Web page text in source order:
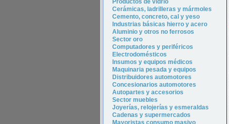
Productos de vidrio
Cerámicas, ladrilleras y mármoles
Cemento, concreto, cal y yeso
Industrias básicas hierro y acero
Aluminio y otros no ferrosos
Sector oro
Computadores y periféricos
Electrodomésticos
Insumos y equipos médicos
Maquinaria pesada y equipos
Distribuidores automotores
Concesionarios automotores
Autopartes y accesorios
Sector muebles
Joyerías, relojerías y esmeraldas
Cadenas y supermercados
Mayoristas consumo masivo